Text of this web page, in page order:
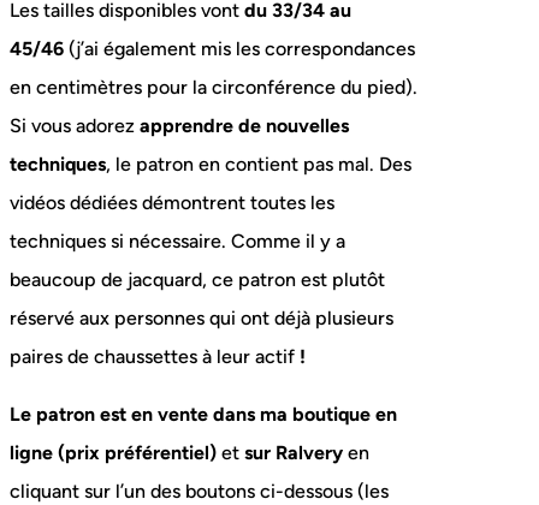
Les tailles disponibles vont du 33/34 au
45/46 (j’ai également mis les correspondances
en centimètres pour la circonférence du pied).
Si vous adorez apprendre de nouvelles
techniques, le patron en contient pas mal. Des
vidéos dédiées démontrent toutes les
techniques si nécessaire. Comme il y a
beaucoup de jacquard, ce patron est plutôt
réservé aux personnes qui ont déjà plusieurs
paires de chaussettes à leur actif !
Le patron est en vente dans ma boutique en
ligne (prix préférentiel) et sur Ralvery en
cliquant sur l’un des boutons ci-dessous (les